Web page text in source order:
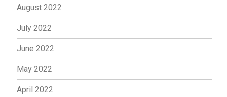
August 2022
July 2022
June 2022
May 2022
April 2022